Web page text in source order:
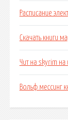
Расписание
Скачать книги
Чит на skyrim
Вольф мессинг